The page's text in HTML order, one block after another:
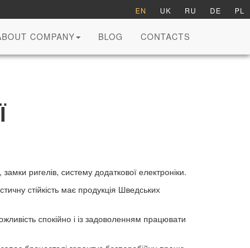
EN UK RU DE PL
COMPANY BLOG CONTACTS
ригелів, систему додаткової електроніки.
стійкість має продукція Шведських
спокійно і із задоволенням працювати